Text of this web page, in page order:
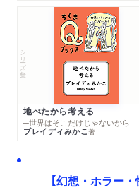
シリーズ・全集
地べたから考える
─世界はそこだけじゃないから
ブレイディみかこ著
【幻想・ホラー